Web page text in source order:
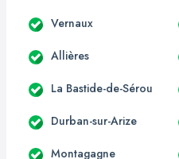
Vernaux
Allières
La Bastide-de-Sérou
Durban-sur-Arize
Montagagne